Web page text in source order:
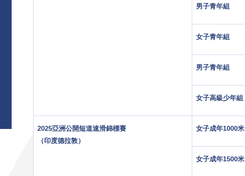
男子青年組
女子青年組
男子青年組
女子高級少年組
2025亞洲公開短道速滑錦標賽
（印度德拉敦）
女子成年1000米
女子成年1500米